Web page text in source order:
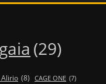
(29)
Alirio (8) CAGE ONE (7)